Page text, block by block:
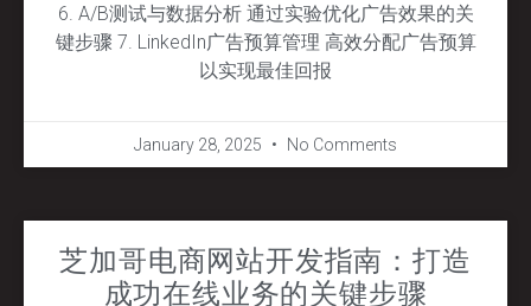
6. A/B测试与数据分析 通过实验优化广告效果的关
键步骤 7. LinkedIn广告预算管理 高效分配广告预算
以实现最佳回报
January 28, 2025 No Comments
芝加哥电商网站开发指南：打造
成功在线业务的关键步骤